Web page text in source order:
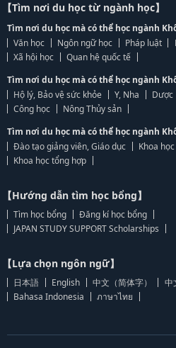
【Tìm nơi du học từ ngành học】
Tìm nơi du học mà có thể học ngành
Văn học
Ngôn ngữ học Pháp luật
Xã hội học
Quan hệ quốc tế
Tìm nơi du học mà có thể học ngành
Hộ lý, Bảo vệ sức khỏe
Y, Nha Dược
Công học
Nông Thủy sản
Tìm nơi du học mà có thể học ngành
Đào tạo giảng viên, Giáo dục
Khoa
Khoa học tổng hợp
【Hướng dẫn tìm học bổng】
Tìm học bổng
Đăng kí học bổng
JAPAN STUDY SUPPORT Scholarships
【Lựa chọn ngôn ngữ】
日本語 English 中文（简体字） 中
Bahasa Indonesia
ภาษาไทย